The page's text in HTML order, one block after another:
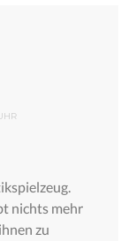
nichts mehr
zu